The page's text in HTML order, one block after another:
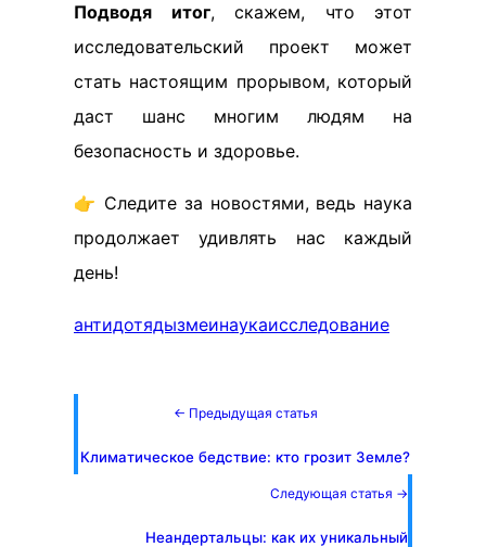
Подводя итог, скажем, что этот
исследовательский проект может
стать настоящим прорывом, который
даст шанс многим людям на
безопасность и здоровье.
👉 Следите за новостями, ведь наука
продолжает удивлять нас каждый
день!
антидотядызмеинаукаисследование
← Предыдущая статья
Климатическое бедствие: кто грозит Земле?
Следующая статья →
Неандертальцы: как их уникальный